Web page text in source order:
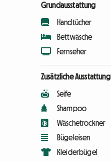
Grundausstattung
Handtücher
Bettwäsche
Fernseher
Zusätzliche Ausstattung
Seife
Shampoo
Wäschetrockner
Bügeleisen
Kleiderbügel